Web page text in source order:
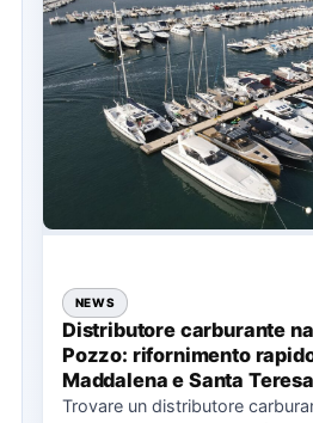
NEWS
Distributore carburante
Pozzo: rifornimento
Maddalena e Santa
Trovare un distributore